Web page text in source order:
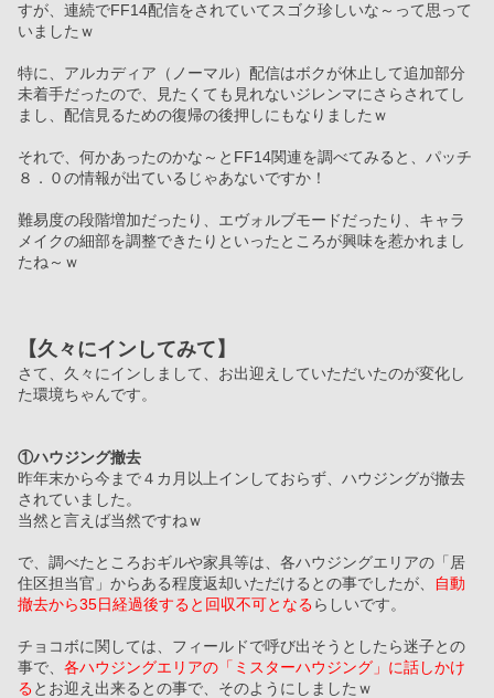
すが、連続でFF14配信をされていてスゴク珍しいな～って思って
いましたｗ
特に、アルカディア（ノーマル）配信はボクが休止して追加部分
未着手だったので、見たくても見れないジレンマにさらされてし
まし、配信見るための復帰の後押しにもなりましたｗ
それで、何かあったのかな～とFF14関連を調べてみると、パッチ
８．０の情報が出ているじゃあないですか！
難易度の段階増加だったり、エヴォルブモードだったり、キャラ
メイクの細部を調整できたりといったところが興味を惹かれまし
たね～ｗ
【久々にインしてみて】
さて、久々にインしまして、お出迎えしていただいたのが変化し
た環境ちゃんです。
①ハウジング撤去
昨年末から今まで４カ月以上インしておらず、ハウジングが撤去
されていました。
当然と言えば当然ですねｗ
で、調べたところおギルや家具等は、各ハウジングエリアの「居
住区担当官」からある程度返却いただけるとの事でしたが、
自動
撤去から35日経過後すると回収不可となるらしいです。
チョコボに関しては、フィールドで呼び出そうとしたら迷子との
事で、 各ハウジングエリアの「ミスターハウジング」に話しかけ
るとお迎え出来るとの事で、そのようにしましたｗ